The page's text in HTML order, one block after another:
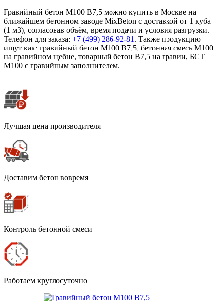
Гравийный бетон М100 В7,5 можно купить в Москве на
ближайшем бетонном заводе MixBeton с доставкой от 1 куба
(1 м3), согласовав объём, время подачи и условия разгрузки.
Телефон для заказа: +7 (499) 286-92-81 . Также продукцию
ищут как: гравийный бетон М100 В7,5, бетонная смесь М100
на гравийном щебне, товарный бетон В7,5 на гравии, БСТ
М100 с гравийным заполнителем.
Лучшая цена производителя
Доставим бетон вовремя
Контроль бетонной смеси
Работаем круглосуточно